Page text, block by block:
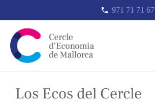
phone 971 71 71 67
Los Ecos del Cercle